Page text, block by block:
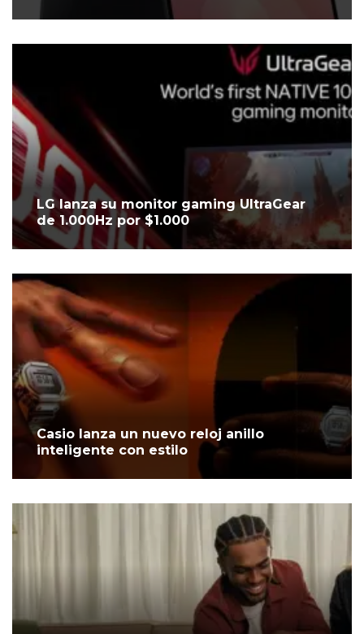
LG lanza su monitor gaming UltraGear
de 1.000Hz por $1.000
Casio lanza un nuevo reloj anillo
inteligente con estilo